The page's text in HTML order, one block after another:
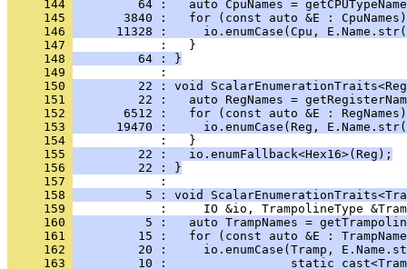
     144
64 :   auto CpuNames =
     145
3840 :   for (const auto &E :
     146
11328 :     io.enumCase(Cpu,
     147
     148
         64 : }
     149
     150
22 : void
     151
22 :   auto RegNames =
     152
6512 :   for (const auto &E :
     153
19470 :     io.enumCase(Reg,
     154
     155
         22 :   io.enumFallback<Hex16>(Reg);
     156
         22 : }
     157
     158
5 : void
     159
     160
5 :   auto TrampNames =
     161
15 :   for (const auto &E :
     162
20 :     io.enumCase(Tramp,
     163
10 :